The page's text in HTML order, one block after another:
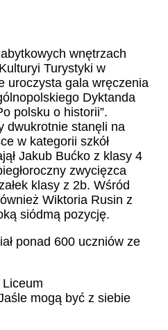
wnętrzach
Turystyki w
uroczysta gala wręczenia
Dyktanda
polsku o historii”.
dwukrotnie stanęli na
w kategorii szkół
Jakub Bućko z klasy 4
zwycięzca
klasy z 2b. Wśród
Wiktoria Rusin z
siódmą pozycję.
ponad 600 uczniów ze
Liceum
mogą być z siebie